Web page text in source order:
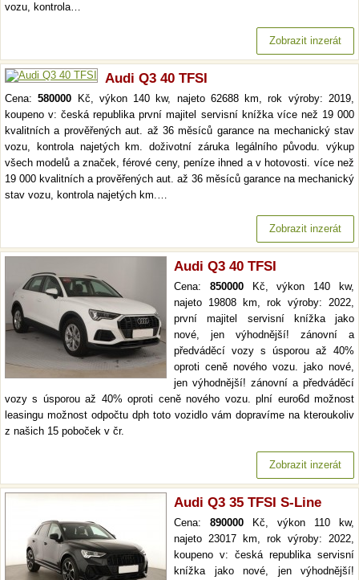
vozu, kontrola…
Zobrazit inzerát
Audi Q3 40 TFSI
Cena:580000 Kč, výkon 140 kw, najeto 62688 km, rok výroby: 2019,
koupeno v: česká republika první majitel servisní knížka více než 19 000
kvalitních a prověřených aut. až 36 měsíců garance na mechanický stav
vozu, kontrola najetých km. doživotní záruka legálního původu. výkup
všech modelů a značek, férové ceny, peníze ihned a v hotovosti. více než
19 000 kvalitních a prověřených aut. až 36 měsíců garance na mechanický
stav vozu, kontrola najetých km.…
Zobrazit inzerát
Audi Q3 40 TFSI
Cena: 850000Kč, výkon 140 kw,
najeto 19808 km, rok výroby: 2022,
první majitel servisní knížka jako
nové, jen výhodnější! zánovní a
předváděcí vozy s úsporou až 40%
oproti ceně nového vozu. jako nové,
jen výhodnější! zánovní a předváděcí
vozy s úsporou až 40% oproti ceně nového vozu. plní euro6d možnost
leasingu možnost odpočtu dph toto vozidlo vám dopravíme na kteroukoliv
z našich 15 poboček v čr.
Zobrazit inzerát
Audi Q3 35 TFSI S-Line
Cena: 890000 Kč, výkon 110 kw,
najeto 23017 km, rok výroby: 2022,
koupeno v: česká republika servisní
knížka jako nové, jen výhodnější!